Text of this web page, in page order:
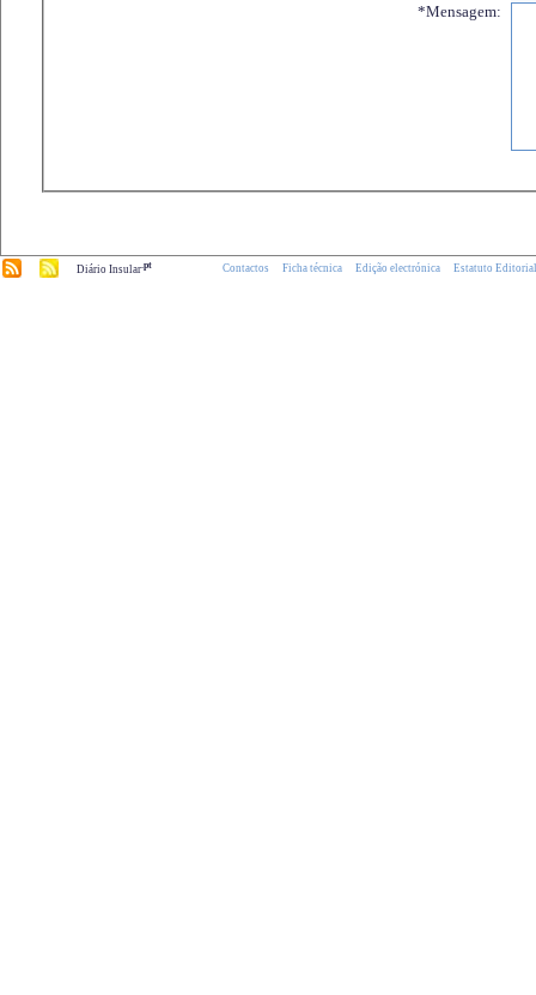
*Mensagem:
Diário Insular.pt Contactos Ficha técnica Edição electrónica Estatuto Editorial